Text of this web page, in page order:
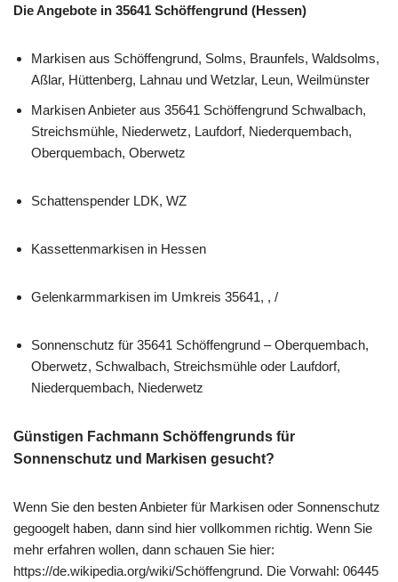
Die Angebote in 35641 Schöffengrund (Hessen)
Markisen aus Schöffengrund, Solms, Braunfels, Waldsolms,
Aßlar, Hüttenberg, Lahnau und Wetzlar, Leun, Weilmünster
Markisen Anbieter aus 35641 Schöffengrund Schwalbach,
Streichsmühle, Niederwetz, Laufdorf, Niederquembach,
Oberquembach, Oberwetz
Schattenspender LDK, WZ
Kassettenmarkisen in Hessen
Gelenkarmmarkisen im Umkreis 35641, , /
Sonnenschutz für 35641 Schöffengrund – Oberquembach,
Oberwetz, Schwalbach, Streichsmühle oder Laufdorf,
Niederquembach, Niederwetz
Günstigen Fachmann Schöffengrunds für
Sonnenschutz und Markisen gesucht?
Wenn Sie den besten Anbieter für Markisen oder Sonnenschutz
gegoogelt haben, dann sind hier vollkommen richtig. Wenn Sie
mehr erfahren wollen, dann schauen Sie hier:
https://de.wikipedia.org/wiki/Schöffengrund. Die Vorwahl: 06445